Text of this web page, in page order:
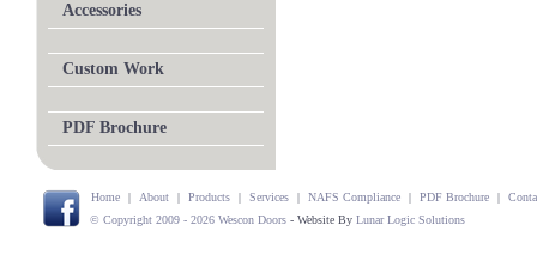
Accessories
Custom Work
PDF Brochure
Home | About | Products | Services | NAFS Compliance | PDF Brochure |
© Copyright 2009 - 2026 Wescon Doors - Website By Lunar Logic Solutions